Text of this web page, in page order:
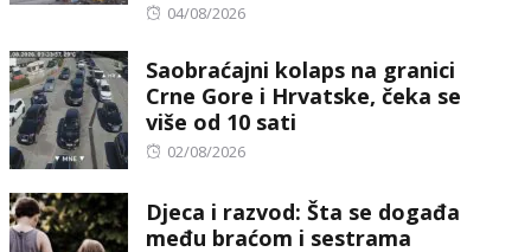
Posted
04/08/2026
Saobraćajni kolaps na granici
Crne Gore i Hrvatske, čeka se
više od 10 sati
Posted
02/08/2026
Djeca i razvod: Šta se događa
među braćom i sestrama